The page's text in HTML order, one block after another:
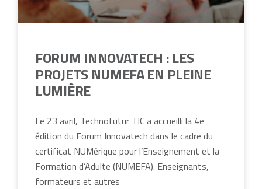
FORUM INNOVATECH : LES
PROJETS NUMEFA EN PLEINE
LUMIÈRE
Le 23 avril, Technofutur TIC a accueilli la 4e
édition du Forum Innovatech dans le cadre du
certificat NUMérique pour l’Enseignement et la
Formation d’Adulte (NUMEFA). Enseignants,
formateurs et autres